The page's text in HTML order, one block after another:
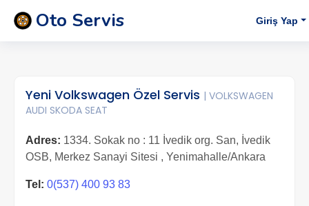
Oto Servis Giriş Yap
Yeni Volkswagen Özel Servis | VOLKSWAGEN
AUDI SKODA SEAT
Adres: 1334. Sokak no : 11 İvedik org. San, İvedik
OSB, Merkez Sanayi Sitesi , Yenimahalle/Ankara
Tel: 0(537) 400 93 83